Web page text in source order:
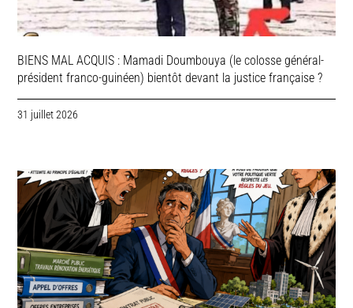
BIENS MAL ACQUIS : Mamadi Doumbouya (le colosse général-
président franco-guinéen) bientôt devant la justice française ?
31 juillet 2026